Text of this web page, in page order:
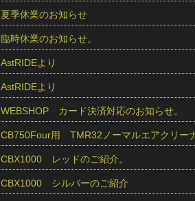
夏季休業のお知らせ
臨時休業のお知らせ。
AstRIDEより
AstRIDEより
WEBSHOP カード決済対応のお知らせ。
CB750Four用 TMR32ノーマルエアクリー
CBX1000 レッドのご紹介。
CBX1000 シルバーのご紹介